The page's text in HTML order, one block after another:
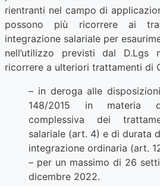
rientranti nel campo di
possono più ricorrere ai
integrazione salariale per
nell’utilizzo previsti dal D.Lgs
ricorrere a ulteriori trattamenti di
– in deroga alle
148/2015 in materia
complessiva dei
salariale (art. 4) e di durata
integrazione ordinaria (art.
– per un massimo di 26
dicembre 2022.